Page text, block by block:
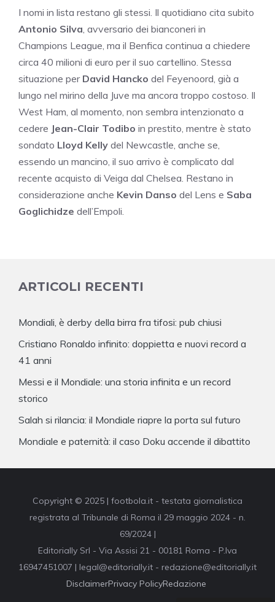
I nomi in lista restano gli stessi. Il quotidiano cita subito
Antonio Silva, avversario dei bianconeri in
Champions League, ma il Benfica continua a chiedere
circa 40 milioni di euro per il suo cartellino. Stessa
situazione per David Hancko del Feyenoord, già a
lungo nel mirino della Juve ma ancora troppo costoso. Il
West Ham, al momento, non sembra intenzionato a
cedere Jean-Clair Todibo in prestito, mentre è stato
sondato Lloyd Kelly del Newcastle, anche se,
essendo un mancino, il suo arrivo è complicato dal
recente acquisto di Veiga dal Chelsea. Restano in
considerazione anche Kevin Danso del Lens e Saba
Goglichidze dell’Empoli.
ARTICOLI RECENTI
Mondiali, è derby della birra fra tifosi: pub chiusi
Cristiano Ronaldo infinito: doppietta e nuovi record a
41 anni
Messi e il Mondiale: una storia infinita e un record
storico
Salah si rilancia: il Mondiale riapre la porta sul futuro
Mondiale e paternità: il caso Doku accende il dibattito
Copyright © 2025 | footbola.it - testata giornalistica
registrata al Tribunale di Roma il 29 maggio 2024 - n.
69/2024 |
Editorially Srl - Via Assisi 21 - 00181 Roma - P.Iva
16947451007 | legal@editorially.it - redazione@editorially.it
DisclaimerPrivacy PolicyRedazione